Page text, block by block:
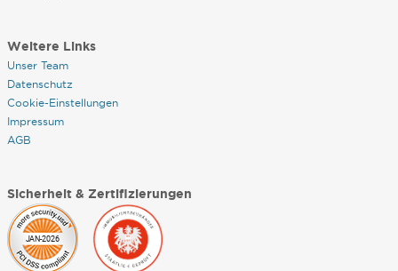
Weitere Links
Unser Team
Datenschutz
Cookie-Einstellungen
Impressum
AGB
Sicherheit & Zertifizierungen